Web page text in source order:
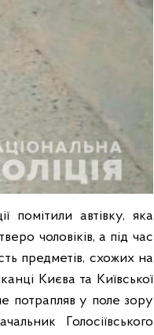
помітили автівку, яка
чоловіків, а під час
предметів, схожих на
Києва та Київської
потрапляв у поле зору
Голосіївського